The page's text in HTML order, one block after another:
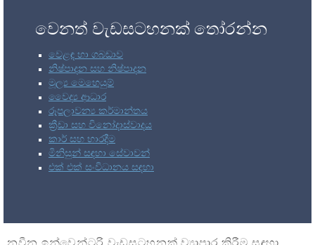
වෙනත් වැඩසටහනක් තෝරන්න
වෙළඳ හා ගබඩාව
නිෂ්පාදන සහ නිෂ්පාදන
මූල්‍ය මෙහෙයුම්
වෛද්‍ය ආධාර
රූපලාවන්‍ය කර්මාන්තය
ක්‍රීඩා සහ විනෝදාස්වාදය
කාර් සහ භාරදීම
මිනිසුන් සඳහා සේවාවන්
එක් එක් සංවිධානය සඳහා